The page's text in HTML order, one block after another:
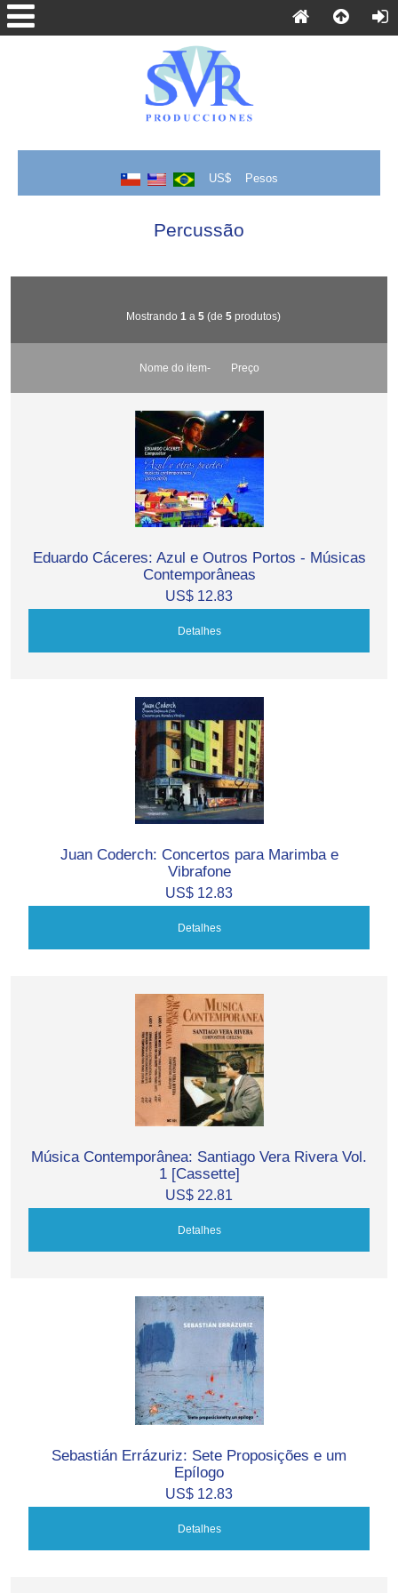
US$ Pesos
Percussão
Mostrando 1 a 5 (de 5 produtos)
Nome do item- Preço
Eduardo Cáceres: Azul e Outros Portos - Músicas
Contemporâneas
US$ 12.83
Detalhes
Juan Coderch: Concertos para Marimba e
Vibrafone
US$ 12.83
Detalhes
Música Contemporânea: Santiago Vera Rivera Vol.
1 [Cassette]
US$ 22.81
Detalhes
Sebastián Errázuriz: Sete Proposições e um
Epílogo
US$ 12.83
Detalhes